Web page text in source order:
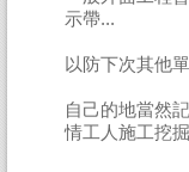
示帶...
以防下次其他
自己的地當然
情工人施工挖